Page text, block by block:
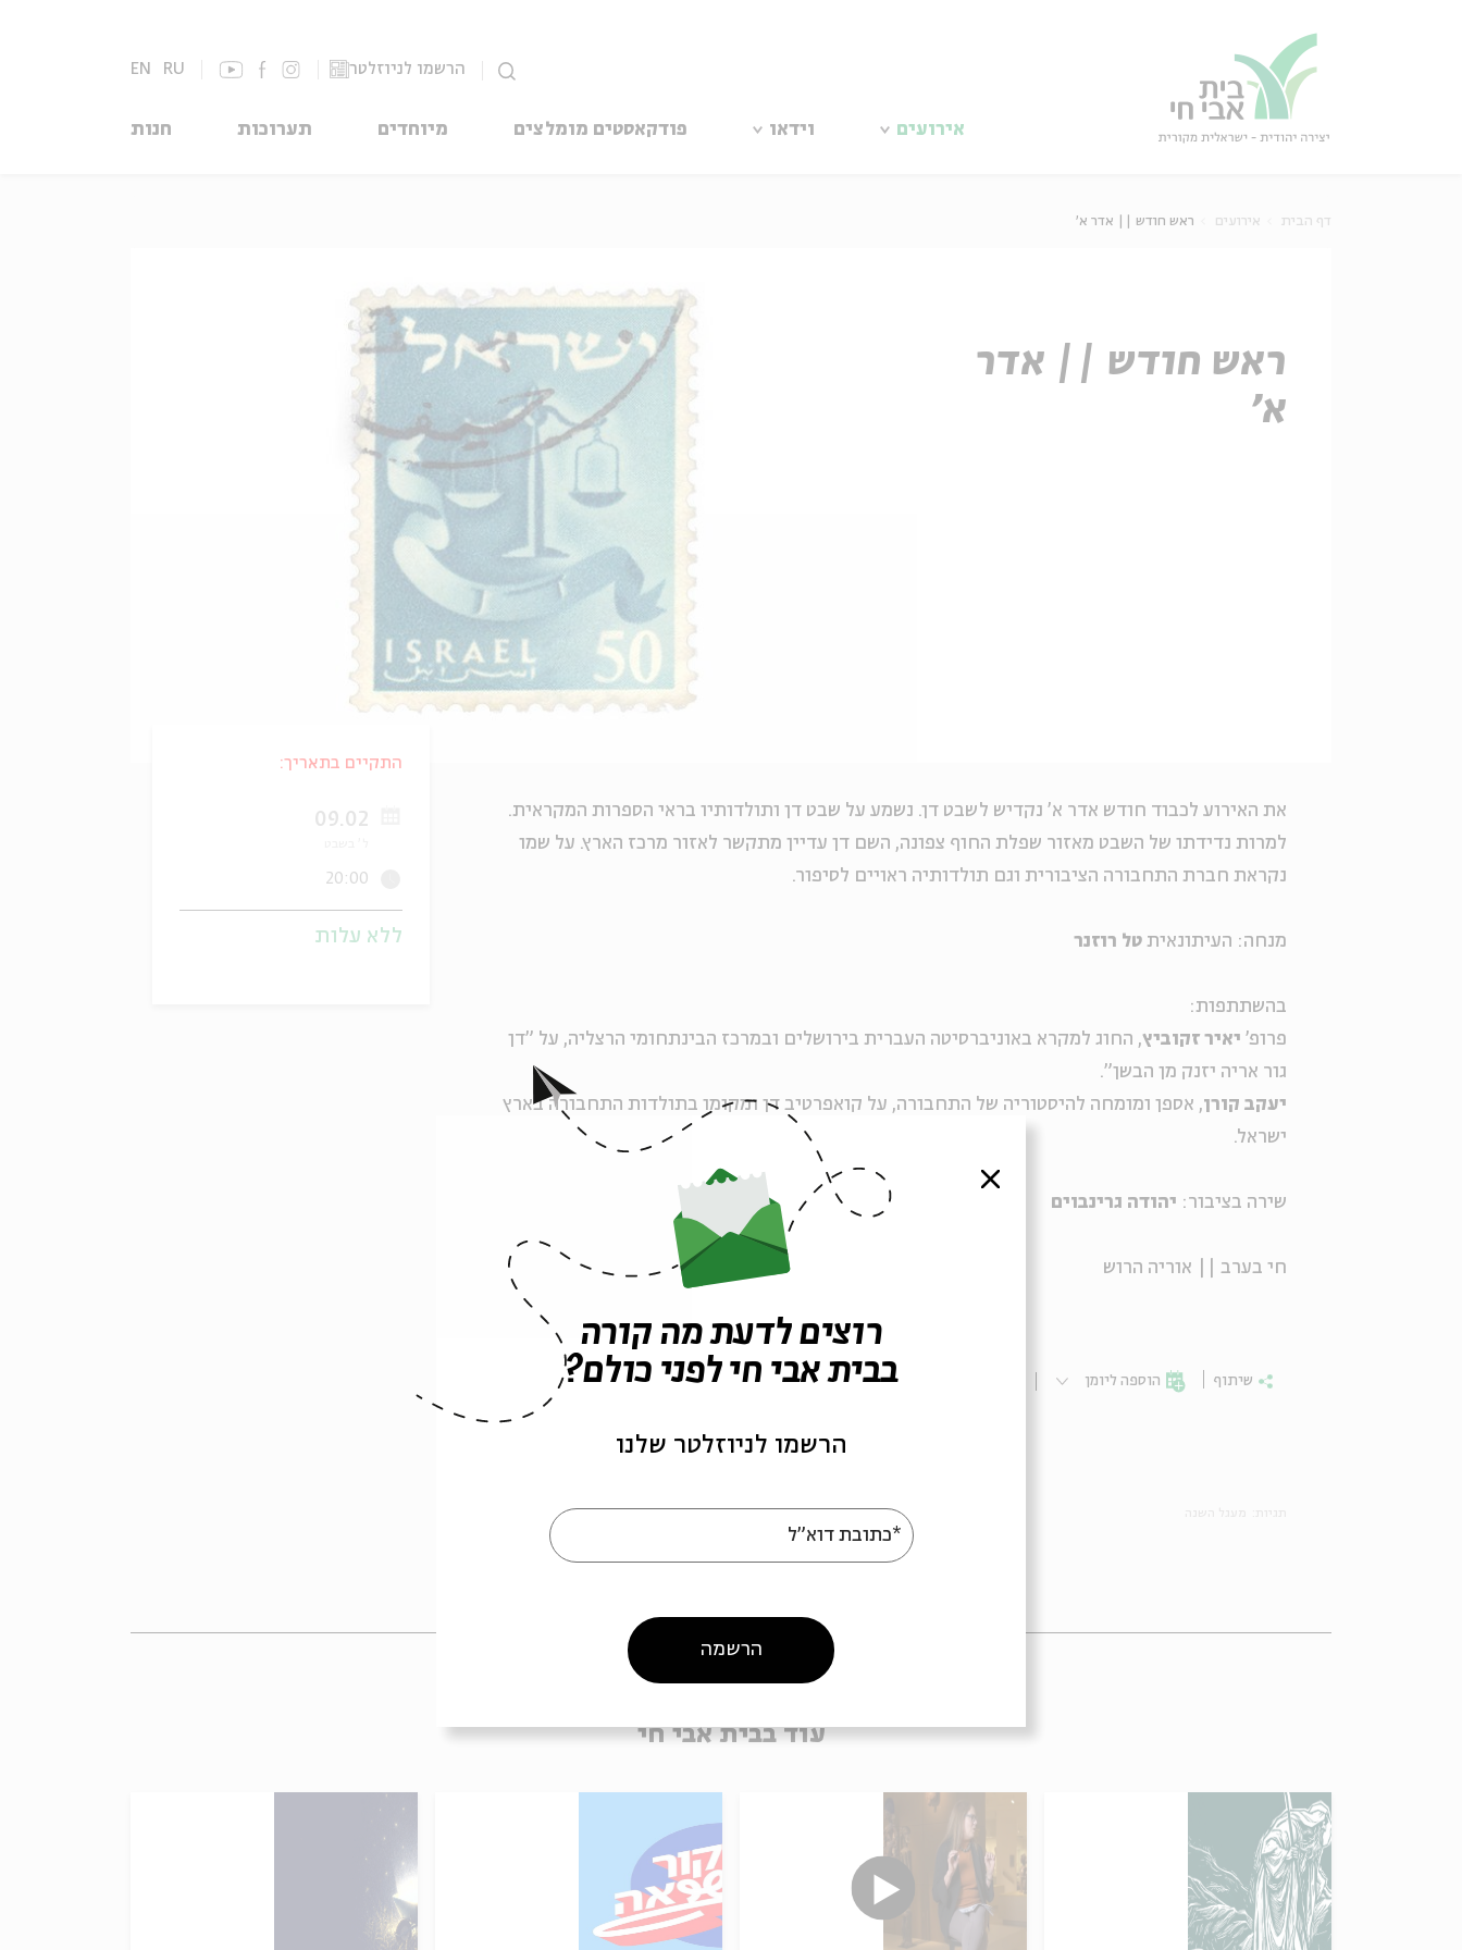
הרשמו לניוזלטר EN RU
אירועים וידאו פודקאסטים מומלצים מיוחדים תערוכות חנות
דף הבית אירועים ראש חודש || אדר א'
ראש חודש || אדר
א'
את האירוע לכבוד חודש אדר א' נקדיש לשבט דן. נשמע על שבט דן ותולדותיו בראי הספרות המקראית.
למרות נדידתו של השבט מאזור שפלת החוף צפונה, השם דן עדיין מתקשר לאזור מרכז הארץ. על שמו
נקראת חברת התחבורה הציבורית וגם תולדותיה ראויים לסיפור.
מנחה: העיתונאית טל רוזנר
בהשתתפות:
פרופ' יאיר זקוביץ, החוג למקרא באוניברסיטה העברית בירושלים ובמרכז הבינתחומי הרצליה, על "דן
גור אריה יזנק מן הבשן".
יעקב קורן, אספן ומומחה להיסטוריה של התחבורה, על קואפרטיב דן ומקומו בתולדות התחבורה בארץ
ישראל.
שירה בציבור: יהודה גרינבוים
חי בערב || אוריה הרוש
שיתוף הוספה ליומן הרשמה לאירועים דומים
התקיים בתאריך:
09.02
20:00
ללא עלות
עוד בבית אבי חי
סגור
רוצים לדעת מה קורה
בבית אבי חי לפני כולם?
הרשמו לניוזלטר שלנו
*כתובת דוא"ל
הרשמה